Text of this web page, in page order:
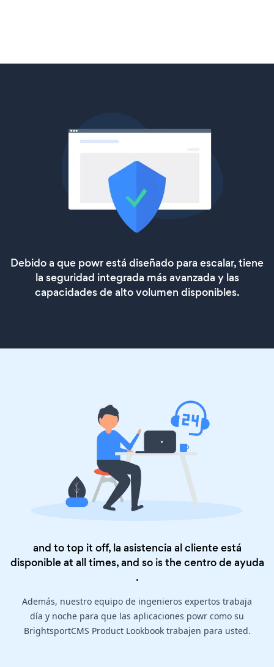
Debido a que powr está diseñado para escalar, tiene
la seguridad integrada más avanzada y las
capacidades de alto volumen disponibles.
and to top it off, la asistencia al cliente está
disponible at all times, and so is thecentro de ayuda
.
Además, nuestro equipo de ingenieros expertos trabaja
día y noche para que las aplicaciones powr como su
BrightsportCMS Product Lookbook trabajen para usted.